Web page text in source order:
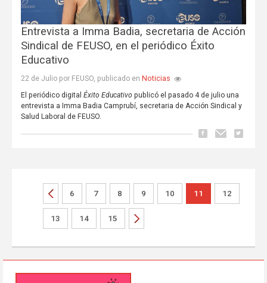
Entrevista a Imma Badia, secretaria de Acción
Sindical de FEUSO, en el periódico Éxito
Educativo
22 de Julio por FEUSO, publicado en Noticias
El periódico digital Éxito Educativo publicó el pasado 4 de julio una
entrevista a Imma Badia Camprubí, secretaria de Acción Sindical y
Salud Laboral de FEUSO.
6 7 8 9 10 11 12
13 14 15